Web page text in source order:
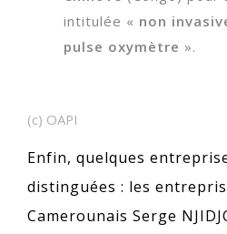
intitulée « non
pulse oxymètre ».
(c) OAPI
Enfin, quelques
distinguées : les
Camerounais Serge